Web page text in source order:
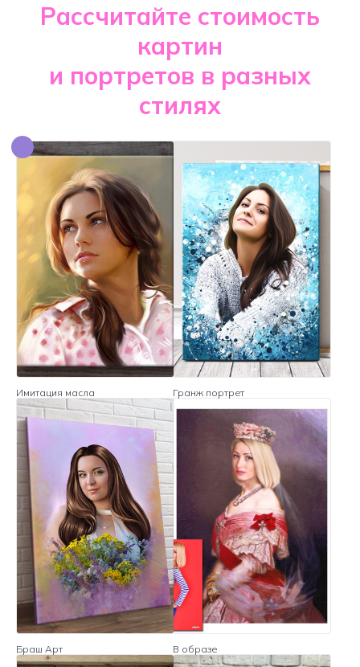
Рассчитайте стоимость
картин
и портретов в разных
стилях
Имитация масла Гранж портрет
Браш Арт В образе